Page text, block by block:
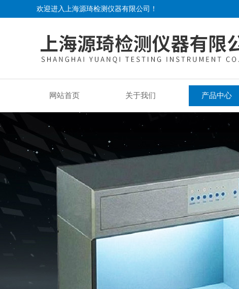
欢迎进入上海源琦检测仪器有限公司！
网站首页 关于我们 产品中心